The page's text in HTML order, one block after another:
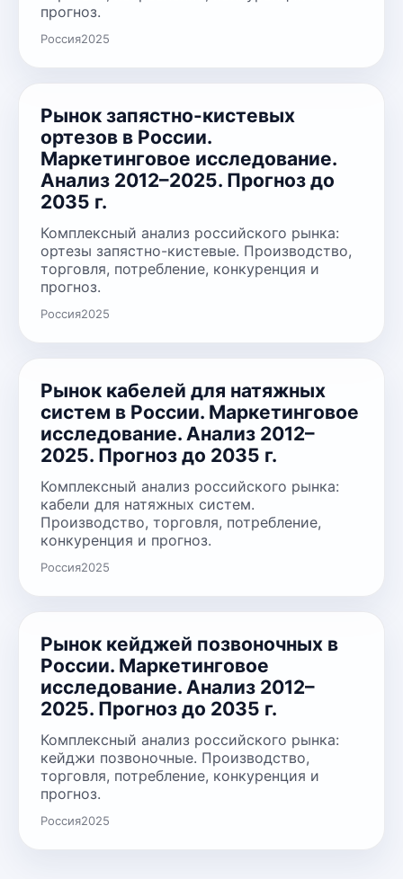
прогноз.
Россия2025
Рынок запястно-кистевых
ортезов в России.
Маркетинговое исследование.
Анализ 2012–2025. Прогноз до
2035 г.
Комплексный анализ российского рынка:
ортезы запястно-кистевые. Производство,
торговля, потребление, конкуренция и
прогноз.
Россия2025
Рынок кабелей для натяжных
систем в России. Маркетинговое
исследование. Анализ 2012–
2025. Прогноз до 2035 г.
Комплексный анализ российского рынка:
кабели для натяжных систем.
Производство, торговля, потребление,
конкуренция и прогноз.
Россия2025
Рынок кейджей позвоночных в
России. Маркетинговое
исследование. Анализ 2012–
2025. Прогноз до 2035 г.
Комплексный анализ российского рынка:
кейджи позвоночные. Производство,
торговля, потребление, конкуренция и
прогноз.
Россия2025